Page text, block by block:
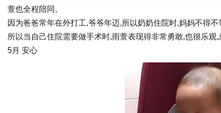
萱也全程陪同。
因为爸爸常年在外打工,爷爷年迈,所以奶奶住院时,妈妈不得
所以当自己住院需要做手术时,雨萱表现得非常勇敢,也很乐观
5月 安心